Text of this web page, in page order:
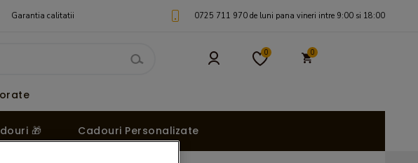
Garantia calitatii 0725 711 970 de luni pana vineri intre 9:00 si 18:00
0 0
🎁 Cadouri Personalizate